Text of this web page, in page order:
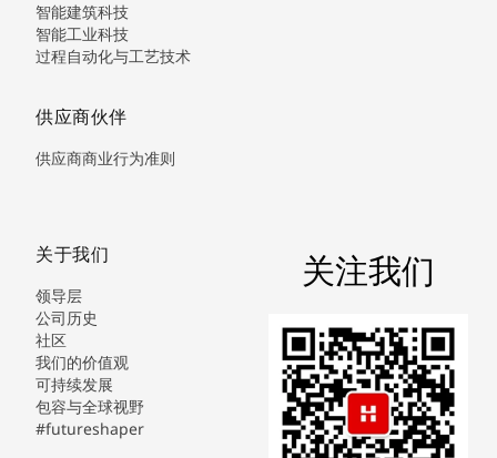
智能建筑科技
智能工业科技
过程自动化与工艺技术
供应商伙伴
供应商商业行为准则
关于我们
领导层
公司历史
社区
我们的价值观
可持续发展
包容与全球视野
#futureshaper
关注我们